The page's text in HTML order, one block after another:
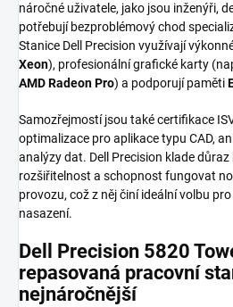
náročné uživatele, jako jsou inženýři,
potřebují bezproblémový chod
Stanice Dell Precision využívají
Xeon), profesionální grafické karty
AMD Radeon Pro) a podporují paměti
Samozřejmostí jsou také certifikace
optimalizace pro aplikace typu CAD,
analýzy dat. Dell Precision klade
rozšiřitelnost a schopnost fungovat
provozu, což z něj činí ideální volbu
nasazení.
Dell Precision 5820
repasovaná pracovní
nejnáročnější